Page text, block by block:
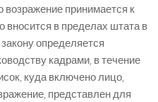
принимается к
вносится в пределах штата в
определяется
кадрами, в течение
куда включено лицо,
представлен для